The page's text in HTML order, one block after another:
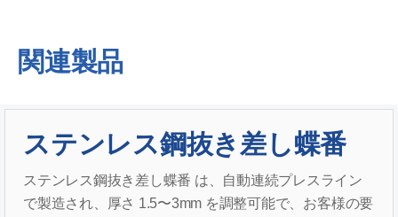
関連製品
ステンレス鋼抜き差し蝶番
ステンレス鋼抜き差し蝶番 は、自動連続プレスライン
で製造され、厚さ 1.5〜3mm を調整可能で、お客様の要